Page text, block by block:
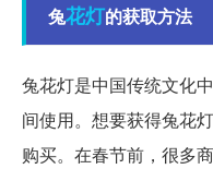
兔花灯的获取方法
兔花灯是中国传统文化
间使用。想要获得兔花
购买。在春节前，很多